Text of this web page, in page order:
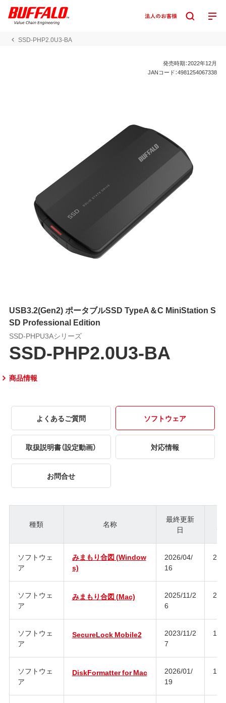
SSD-PHP2.0U3-BA
発売時期：2022年12月
JANコード：4981254067338
USB3.2(Gen2) ポータブルSSD TypeA＆C MiniStation S
SD Professional Edition
SSD-PHPU3Aシリーズ
SSD-PHP2.0U3-BA
商品情報
よくあるご質問 ソフトウェア
取扱説明書（設定動画） 対応情報
お問合せ
種類 名称
最終更新
日
ジ
ソフトウェ
ア
みまもり合図 (Window
s)
2026/04/
16
ソフトウェ
ア
みまもり合図 (Mac)
2025/11/2
6
ソフトウェ
ア
SecureLock Mobile2
2023/11/2
7
1.11
ソフトウェ
ア
DiskFormatter for Mac
2026/01/
19